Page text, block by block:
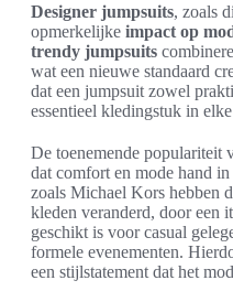
Designer jumpsuits, zoals
opmerkelijke impact op
trendy jumpsuits
wat een nieuwe standaard
dat een jumpsuit zowel
essentieel kledingstuk in
De toenemende populariteit
dat comfort en mode hand
zoals Michael Kors hebben
kleden veranderd, door een
geschikt is voor casual
formele evenementen.
een stijlstatement dat het